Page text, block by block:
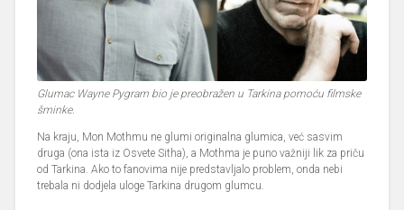
Glumac Wayne Pygram bio je preobražen u Tarkina pomoću filmske
šminke.
Na kraju, Mon Mothmu ne glumi originalna glumica, već sasvim
druga (ona ista iz Osvete Sitha), a Mothma je puno važniji lik za priču
od Tarkina. Ako to fanovima nije predstavljalo problem, onda nebi
trebala ni dodjela uloge Tarkina drugom glumcu.